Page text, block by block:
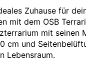
Zuhause für
mit dem OSB
mit seinen
cm und
Lebensraum.